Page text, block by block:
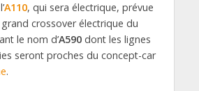
A110, qui sera électrique, prévue
crossover électrique du
le nom d’A590dont les lignes
seront proches du concept-car
.